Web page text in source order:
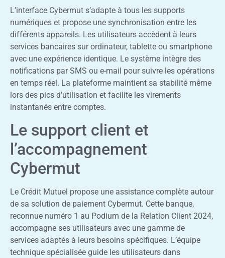
L’interface Cybermut s’adapte à tous les supports
numériques et propose une synchronisation entre les
différents appareils. Les utilisateurs accèdent à leurs
services bancaires sur ordinateur, tablette ou smartphone
avec une expérience identique. Le système intègre des
notifications par SMS ou e-mail pour suivre les opérations
en temps réel. La plateforme maintient sa stabilité même
lors des pics d’utilisation et facilite les virements
instantanés entre comptes.
Le support client et
l’accompagnement
Cybermut
Le Crédit Mutuel propose une assistance complète autour
de sa solution de paiement Cybermut. Cette banque,
reconnue numéro 1 au Podium de la Relation Client 2024,
accompagne ses utilisateurs avec une gamme de
services adaptés à leurs besoins spécifiques. L’équipe
technique spécialisée guide les utilisateurs dans